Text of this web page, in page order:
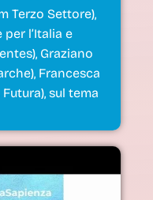
Terzo Settore),
l’Italia e
Graziano
Francesca
sul tema